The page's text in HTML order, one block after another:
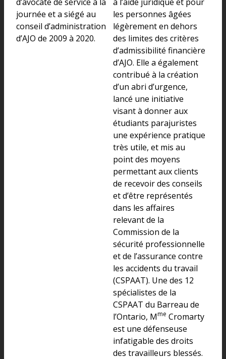
journée et a siégé au
conseil d’administration
d’AJO de 2009 à 2020.
les personnes âgées
légèrement en dehors
des limites des critères
d’admissibilité financière
d’AJO. Elle a également
contribué à la création
d’un abri d’urgence,
lancé une initiative
visant à donner aux
étudiants parajuristes
une expérience pratique
très utile, et mis au
point des moyens
permettant aux clients
de recevoir des conseils
et d’être représentés
dans les affaires
relevant de la
Commission de la
sécurité professionnelle
et de l’assurance contre
les accidents du travail
(CSPAAT). Une des 12
spécialistes de la
CSPAAT du Barreau de
l’Ontario, Mme Cromarty
est une défenseuse
infatigable des droits
des travailleurs blessés.